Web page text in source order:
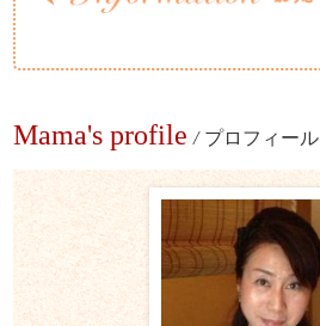
Mama's profile / プロフィール